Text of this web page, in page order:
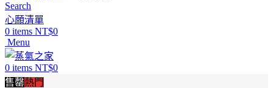
Search
心願清單
0 items NT$0
Menu
0 items NT$0
售罄熱門